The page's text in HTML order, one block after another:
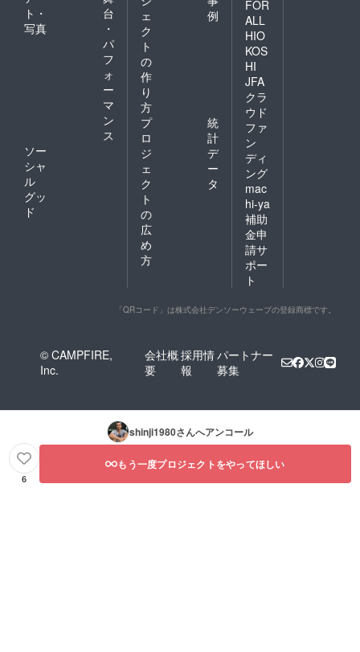
ト・
写真
台
・
パ
フ
ォ
ー
マ
ン
ス
ソー
シャ
ル
グッ
ド
ェ
ク
ト
の
作
り
方
例
プ
ロ
ジ
ェ
ク
ト
の
広
め
方
統
計
デ
ー
タ
FOR
ALL
HIO
KOS
HI
JFA
クラ
ウド
ファ
ン
ディ
ング
mac
hi-ya
補助
金申
請サ
ポー
ト
「QRコード」は株式会社デンソーウェーブの登録商標です。
© CAMPFIRE,
Inc.
会社概
要
採用情
報
パートナー
募集
shinji1980さんへアンコール
6
もう一度プロジェクトをやってほしい